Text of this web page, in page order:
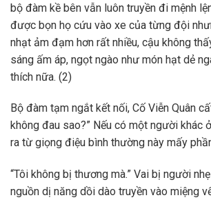
bộ đàm kề bên vẫn luôn truyền đi mệnh
được bọn họ cứu vào xe của từng đội
nhạt ảm đạm hơn rất nhiều, cậu không
sáng ấm áp, ngọt ngào như món hạt dẻ
thích nữa. (2)
Bộ đàm tạm ngắt kết nối, Cố Viễn Quân
không đau sao?” Nếu có một người khác
ra từ giọng điệu bình thường này mấy
“Tôi không bị thương mà.” Vai bị người
nguồn dị năng dồi dào truyền vào miệng